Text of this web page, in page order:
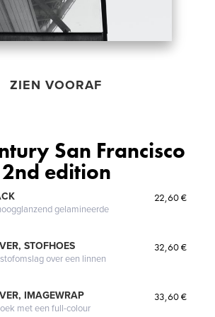
ZIEN VOORAF
San Francisco
2nd edition
gelamineerde
22,60 €
STOFHOES
over een linnen
32,60 €
IMAGEWRAP
met een full-colour
33,60 €